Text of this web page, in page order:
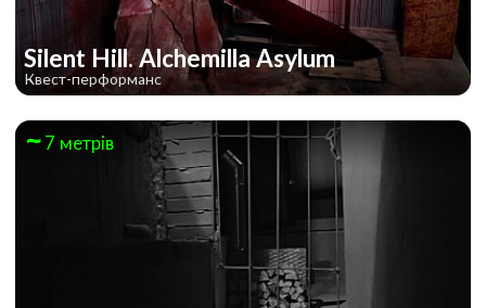
Silent Hill. Alchemilla Asylum
Квест-перформанс
7 метрів